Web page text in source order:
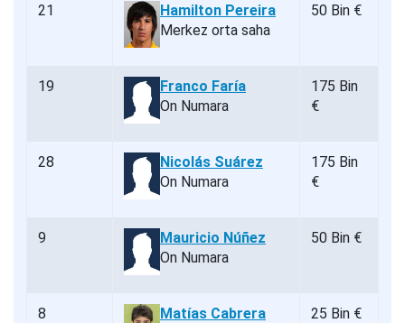
21
Hamilton Pereira
Merkez orta saha
50 Bin €
19
Franco Faría
On Numara
175 Bin
€
28
Nicolás Suárez
On Numara
175 Bin
€
9
Mauricio Núñez
On Numara
50 Bin €
8
Matías Cabrera
25 Bin €